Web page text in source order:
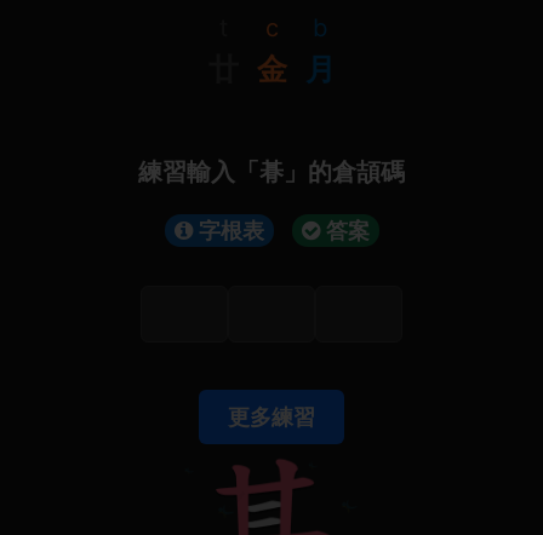
c
金
b
月
練習輸入「朞」的倉頡碼
字根表 答案
更多練習